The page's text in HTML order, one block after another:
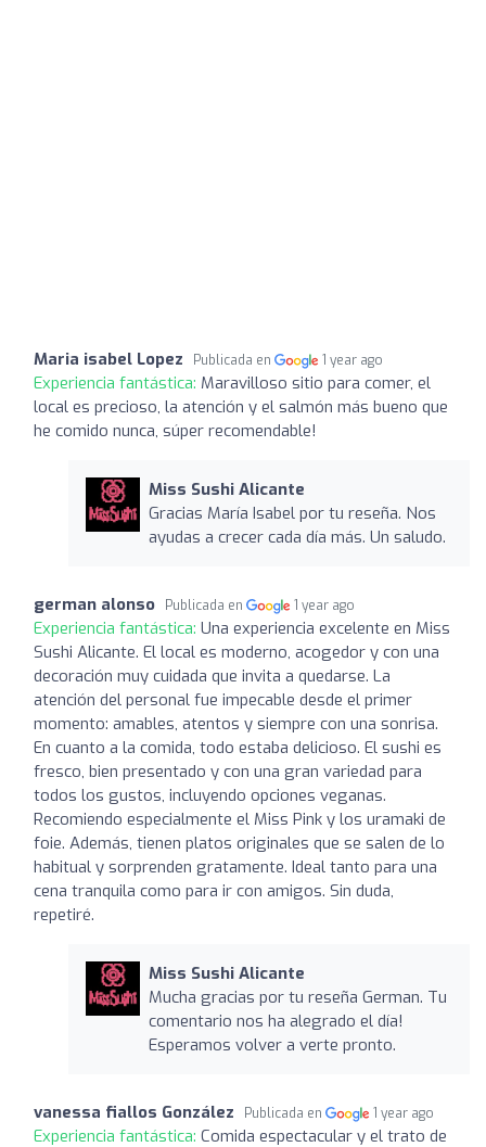
Maria isabel Lopez Publicada en 1 year ago
Experiencia fantástica: Maravilloso sitio para comer, el
local es precioso, la atención y el salmón más bueno que
he comido nunca, súper recomendable!
Miss Sushi Alicante
Gracias María Isabel por tu reseña. Nos
ayudas a crecer cada día más. Un saludo.
german alonso Publicada en 1 year ago
Experiencia fantástica: Una experiencia excelente en Miss
Sushi Alicante. El local es moderno, acogedor y con una
decoración muy cuidada que invita a quedarse. La
atención del personal fue impecable desde el primer
momento: amables, atentos y siempre con una sonrisa.
En cuanto a la comida, todo estaba delicioso. El sushi es
fresco, bien presentado y con una gran variedad para
todos los gustos, incluyendo opciones veganas.
Recomiendo especialmente el Miss Pink y los uramaki de
foie. Además, tienen platos originales que se salen de lo
habitual y sorprenden gratamente. Ideal tanto para una
cena tranquila como para ir con amigos. Sin duda,
repetiré.
Miss Sushi Alicante
Mucha gracias por tu reseña German. Tu
comentario nos ha alegrado el día!
Esperamos volver a verte pronto.
vanessa fiallos González Publicada en 1 year ago
Experiencia fantástica: Comida espectacular y el trato de